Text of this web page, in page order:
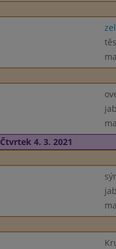
Čtvrtek 4. 3. 2021